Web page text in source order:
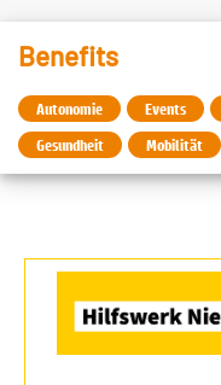
Benefits
Autonomie Events
Gesundheit
Mobilität